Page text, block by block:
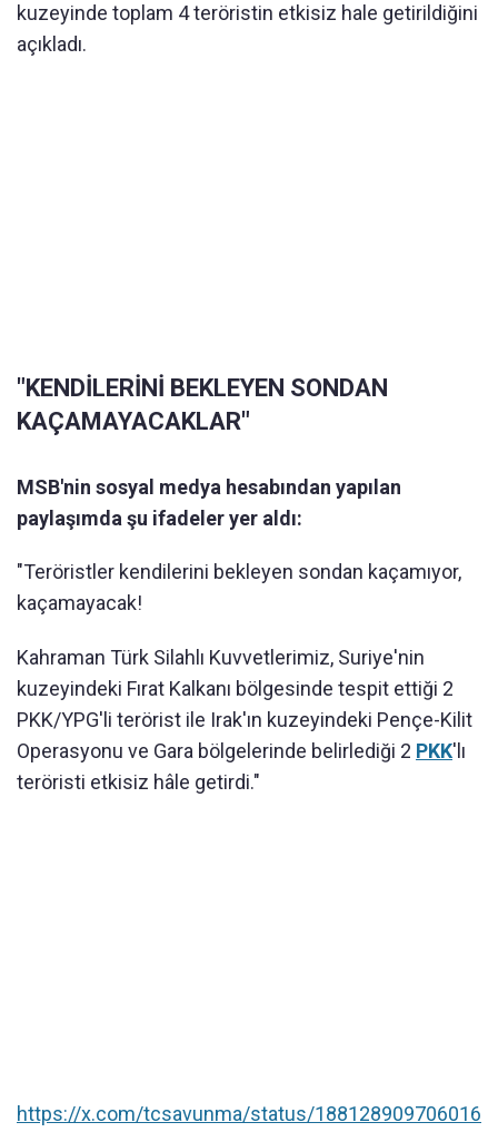
kuzeyinde toplam 4 teröristin etkisiz hale getirildiğini
açıkladı.
"KENDİLERİNİ BEKLEYEN SONDAN
KAÇAMAYACAKLAR"
MSB'nin sosyal medya hesabından yapılan
paylaşımda şu ifadeler yer aldı:
"Teröristler kendilerini bekleyen sondan kaçamıyor,
kaçamayacak!
Kahraman Türk Silahlı Kuvvetlerimiz, Suriye'nin
kuzeyindeki Fırat Kalkanı bölgesinde tespit ettiği 2
PKK/YPG'li terörist ile Irak'ın kuzeyindeki Pençe-Kilit
Operasyonu ve Gara bölgelerinde belirlediği 2 PKK'lı
teröristi etkisiz hâle getirdi."
https://x.com/tcsavunma/status/188128909706016